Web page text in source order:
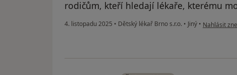
rodičům, kteří hledají lékaře, kterému
4. listopadu 2025 • Dětský lékař Brno s.r.o. • Jiný • podle
Nahlásit